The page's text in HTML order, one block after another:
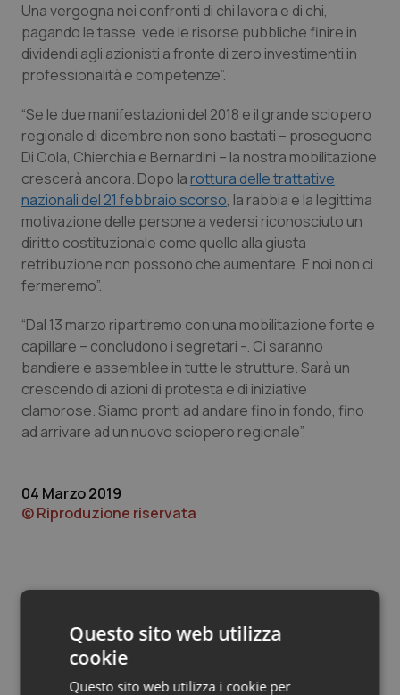
Provincia Autonoma di Trento
Puglia
Sardegna
Sicilia
Toscana
Umbria
Valle D’Aosta
Veneto
Ipertensione & Scompenso
Malattie rare
Malattia di Crohn & Rettocolite Ulcerosa
Neuroscienze & patologie neurodegenerative
Obesità
Oftalmologia
Oncodermatologia
Oncoematologia
Oncologia & Nutrizione
Psoriasi & pelle
Quotidiano Cardiologia
Quotidiano Pediatria
Rene & patologie urogenitali
Una vergogna nei confronti di chi lavora e di chi,
pagando le tasse, vede le risorse pubbliche finire in
dividendi agli azionisti a fronte di zero investimenti in
professionalità e competenze”.
“Se le due manifestazioni del 2018 e il grande sciopero
regionale di dicembre non sono bastati – proseguono
Di Cola, Chierchia e Bernardini – la nostra mobilitazione
crescerà ancora. Dopo larottura delle trattative
nazionali del 21 febbraio scorso, la rabbia e la legittima
motivazione delle persone a vedersi riconosciuto un
diritto costituzionale come quello alla giusta
retribuzione non possono che aumentare. E noi non ci
fermeremo”.
“Dal 13 marzo ripartiremo con una mobilitazione forte e
capillare – concludono i segretari -. Ci saranno
bandiere e assemblee in tutte le strutture. Sarà un
crescendo di azioni di protesta e di iniziative
clamorose. Siamo pronti ad andare fino in fondo, fino
ad arrivare ad un nuovo sciopero regionale”.
04 Marzo 2019
© Riproduzione riservata
Potrebbe interessarti in
Lazio
Questo sito web utilizza
cookie
Questo sito web utilizza i cookie per